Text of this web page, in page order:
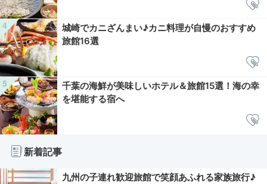
城崎でカニざんまい♪カニ料理が自慢のおすすめ
旅館16選
千葉の海鮮が美味しいホテル＆旅館15選！海の幸
を堪能する宿へ
新着記事
九州の子連れ歓迎旅館で笑顔あふれる家族旅行♪